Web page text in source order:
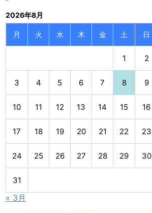
2026年8月
月 火 水 木 金 土 日
1 2
3 4 5 6 7 8 9
10 11 12 13 14 15 16
17 18 19 20 21 22 23
24 25 26 27 28 29 30
31
« 3月